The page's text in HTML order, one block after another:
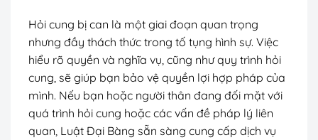
Hỏi cung bị can là một giai đoạn quan trọng
nhưng đầy thách thức trong tố tụng hình sự. Việc
hiểu rõ quyền và nghĩa vụ, cũng như quy trình hỏi
cung, sẽ giúp bạn bảo vệ quyền lợi hợp pháp của
mình. Nếu bạn hoặc người thân đang đối mặt với
quá trình hỏi cung hoặc các vấn đề pháp lý liên
quan, Luật Đại Bàng sẵn sàng cung cấp dịch vụ